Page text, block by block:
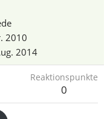
2010
2014
Reaktionspunkte
0